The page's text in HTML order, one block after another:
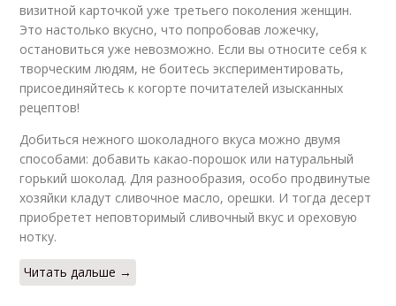
визитной карточкой уже третьего поколения женщин.
Это настолько вкусно, что попробовав ложечку,
остановиться уже невозможно. Если вы относите себя к
творческим людям, не боитесь экспериментировать,
присоединяйтесь к когорте почитателей изысканных
рецептов!
Добиться нежного шоколадного вкуса можно двумя
способами: добавить какао-порошок или натуральный
горький шоколад. Для разнообразия, особо продвинутые
хозяйки кладут сливочное масло, орешки. И тогда десерт
приобретет неповторимый сливочный вкус и ореховую
нотку.
Читать дальше →